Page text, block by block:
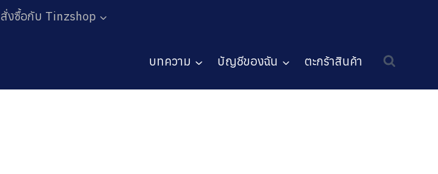
สั่งซื้อกับ Tinzshop
บทความ บัญชีของฉัน ตะกร้าสินค้า